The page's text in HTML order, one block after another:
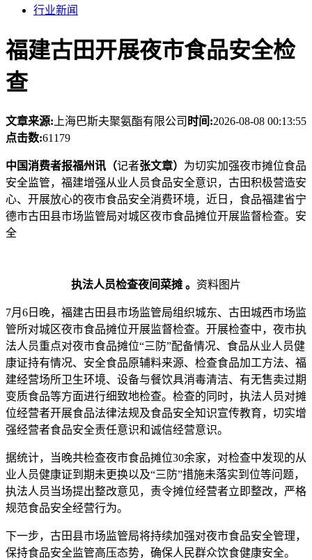
行业新闻
福建古田开展夜市食品安全检
查
文章来源: 上海巴斯夫聚氨酯有限公司 时间:2026-08-08 00:13:55
点击数:61179
中国消费者报福州讯（记者张文章） 为切实加强夜市摊位食品
安全监管，福建增强从业人员食品安全意识，古田积极营造安
心、开展放心的夜市食品安全消费环境，近日，食品福建省宁
德市古田县市场监管局对城区夜市食品摊位开展监督检查。安
全
执法人员检查夜间菜摊 。 资料图片
7月6日晚，福建古田县市场监管局组织城东、古田城西市场监
管所对城区夜市食品摊位开展监督检查。开展检查中，夜市执
法人员重点对夜市食品摊位“三防”配备情况、食品从业人员健
康证持有情况、安全食品原辅料来源、检查食品加工方法、福
建经营场所卫生环境、设备与餐饮具消毒清洁、有无售卖过期
变质食品等方面进行细致地检查。检查的同时，执法人员对摊
位经营者开展食品法律法规及食品安全知识宣传教育，切实增
强经营者食品安全责任意识和诚信经营意识。
据统计，当晚共检查夜市食品摊位30余家，对检查中发现的从
业人员健康证到期未更换以及“三防”措施未落实到位等问题，
执法人员当场提出整改意见，责令摊位经营者立即整改，严格
规范食品安全经营行为。
下一步，古田县市场监管局将持续加强对夜市食品安全管理，
保持食品安全监管高压态势，确保人民群众饮食健康安全。